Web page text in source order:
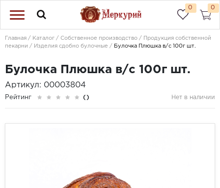
0 0
Главная Каталог Собственное производство
Продукция собственной
пекарни
Изделия сдобно булочные Булочка Плюшка в/с 100г шт.
Булочка Плюшка в/с 100г шт.
Артикул: 00003804
Рейтинг () Нет в наличии